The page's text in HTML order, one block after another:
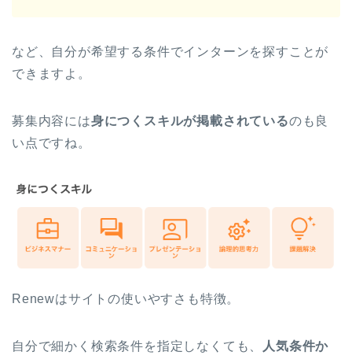
など、自分が希望する条件でインターンを探すことが
できますよ。
募集内容には身につくスキルが掲載されているのも良
い点ですね。
Renewはサイトの使いやすさも特徴。
自分で細かく検索条件を指定しなくても、 人気条件か